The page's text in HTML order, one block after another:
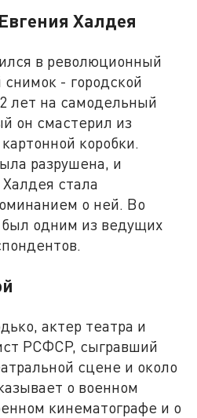
Халдея
в революционный
- городской
лет на самодельный
он смастерил из
коробки.
разрушена, и
стала
о ней. Во
одним из ведущих
актер театра и
РСФСР, сыгравший
сцене и около
о военном
кинематографе и о